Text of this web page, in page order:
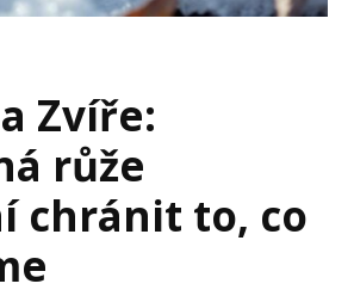
Zvíře:
růže
chránit to, co